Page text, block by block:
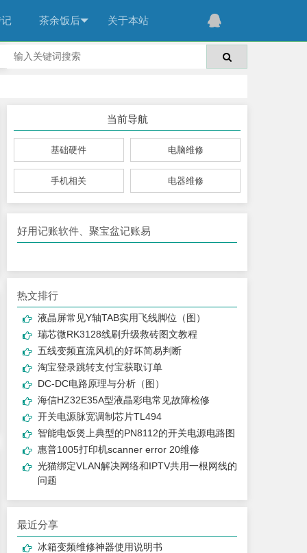
茶余饭后 关于本站
当前导航
基础硬件 电脑维修
手机相关 电器维修
好用记账软件、聚宝盆记账易
热文排行
液晶屏常见Y轴TAB实用飞线脚位（图）
瑞芯微RK3128线刷升级救砖图文教程
五线变频直流风机的好坏简易判断
淘宝登录跳转支付宝获取订单
DC-DC电路原理与分析（图）
海信HZ32E35A型液晶彩电常见故障检修
开关电源脉宽调制芯片TL494
智能电饭煲上典型的PN8112的开关电源电路图
惠普1005打印机scanner error 20维修
光猫绑定VLAN解决网络和IPTV共用一根网线的
问题
最近分享
冰箱变频维修神器使用说明书